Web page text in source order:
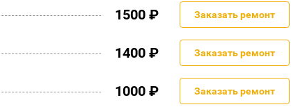
1500 ₽ Заказать ремонт
1400 ₽ Заказать ремонт
1000 ₽ Заказать ремонт